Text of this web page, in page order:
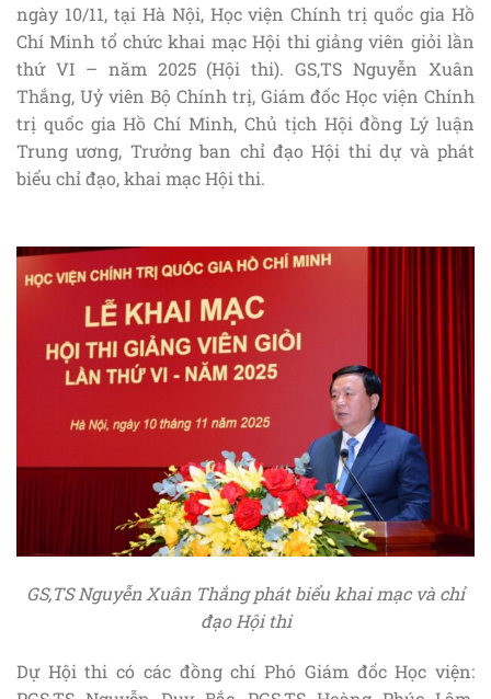
ngày 10/11, tại Hà Nội, Học viện Chính trị quốc gia Hồ
Chí Minh tổ chức khai mạc Hội thi giảng viên giỏi lần
thứ VI – năm 2025 (Hội thi). GS,TS Nguyễn Xuân
Thắng, Uỷ viên Bộ Chính trị, Giám đốc Học viện Chính
trị quốc gia Hồ Chí Minh, Chủ tịch Hội đồng Lý luận
Trung ương, Trưởng ban chỉ đạo Hội thi dự và phát
biểu chỉ đạo, khai mạc Hội thi.
GS,TS Nguyễn Xuân Thắng phát biểu khai mạc và chỉ
đạo Hội thi
Dự Hội thi có các đồng chí Phó Giám đốc Học viện: